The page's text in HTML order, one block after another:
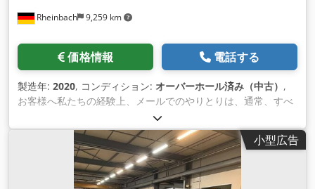
Rheinbach 9,259 km
価格情報 電話する
製造年: 2020, コンディション: オーバーホール済み（中古） ,
お客様へ私たちの経験上、メールでのやりとりは、通常、すべ
てのことを不必要に引き延ばしてしまうことがわかっていま
す。 私たちは迅速にお客様のお役にたちたいと思っています
が、3日もメールを書いて往復するよりも、3分も電話をした方
が良いと思います。 TSWi 30.20 乾式スプラッシュウォール 寸
法3000 x 2000 mm 幅 x 高さ 扇風機は壁に内蔵されている 空
小型広告